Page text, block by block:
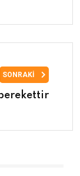
SONRAKI